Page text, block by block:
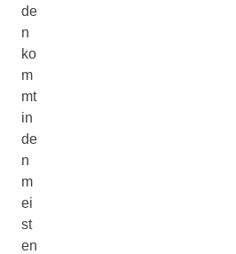
de
n
ko
m
mt
in
de
n
m
ei
st
en